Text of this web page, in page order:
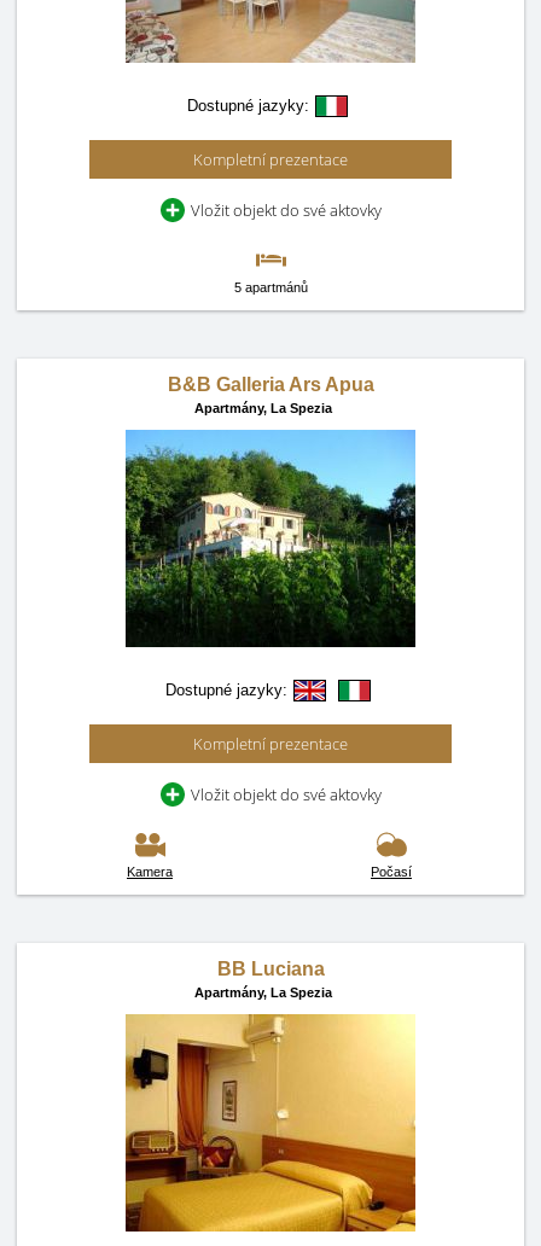
Dostupné jazyky:
Kompletní prezentace
Vložit objekt do své aktovky
5 apartmánů
B&B Galleria Ars Apua
Apartmány, La Spezia
Dostupné jazyky:
Kompletní prezentace
Vložit objekt do své aktovky
Kamera Počasí
BB Luciana
Apartmány, La Spezia